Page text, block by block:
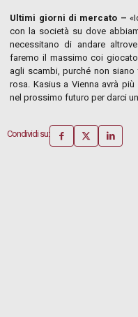
Ultimi giorni di mercato –
con la società su dove
necessitano di andare
faremo il massimo coi
agli scambi, purché non
rosa. Kasius a Vienna avrà
nel prossimo futuro per darci
Condividi su: